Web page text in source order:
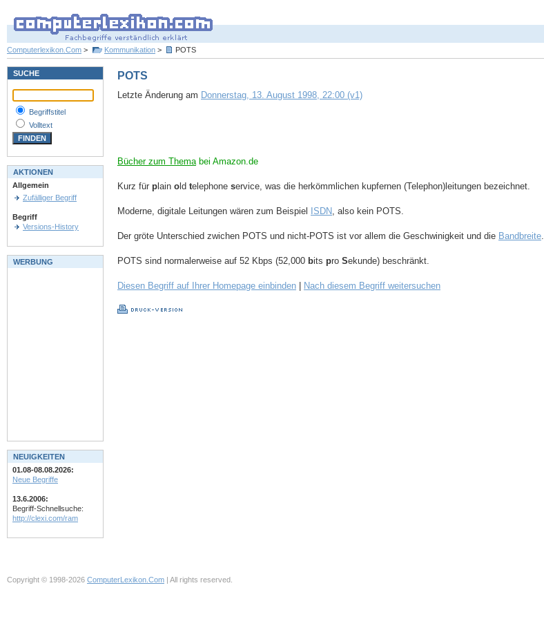
Computerlexikon.Com > Kommunikation > POTS
POTS
Letzte Änderung am Donnerstag, 13. August 1998, 22:00 (v1)
Bücher zum Themabei Amazon.de
Kurz für p lain o ld telephone service, was die herkömmlichen kupfernen (Telephon)leitungen bezeichnet.
Moderne, digitale Leitungen wären zum Beispiel ISDN, also kein POTS.
Der gröte Unterschied zwichen POTS und nicht-POTS ist vor allem die Geschwinigkeit und die Bandbreite.
POTS sind normalerweise auf 52 Kbps (52,000 bits pro Sekunde) beschränkt.
Diesen Begriff auf Ihrer Homepage einbinden Nach diesem Begriff weitersuchen
SUCHE
Begriffstitel
Volltext
AKTIONEN
Allgemein
Zufälliger Begriff
Begriff
Versions-History
WERBUNG
NEUIGKEITEN
01.08-08.08.2026:
Neue Begriffe
13.6.2006:
Begriff-Schnellsuche:
http://clexi.com/ram
Copyright © 1998-2026 ComputerLexikon.Com | All rights reserved.